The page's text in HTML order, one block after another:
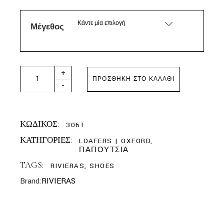
Μέγεθος Κάντε μία επιλογή
RIVIERAS - CLASSIC SUEDE BLACK quantity
-
+
ΠΡΟΣΘΉΚΗ ΣΤΟ ΚΑΛΆΘΙ
ΚΩΔΙΚΟΣ: 3061
ΚΑΤΗΓΟΡΙΕΣ: LOAFERS | OXFORD,
ΠΑΠΟΥΤΣΙΑ
TAGS: RIVIERAS, SHOES
Brand:RIVIERAS